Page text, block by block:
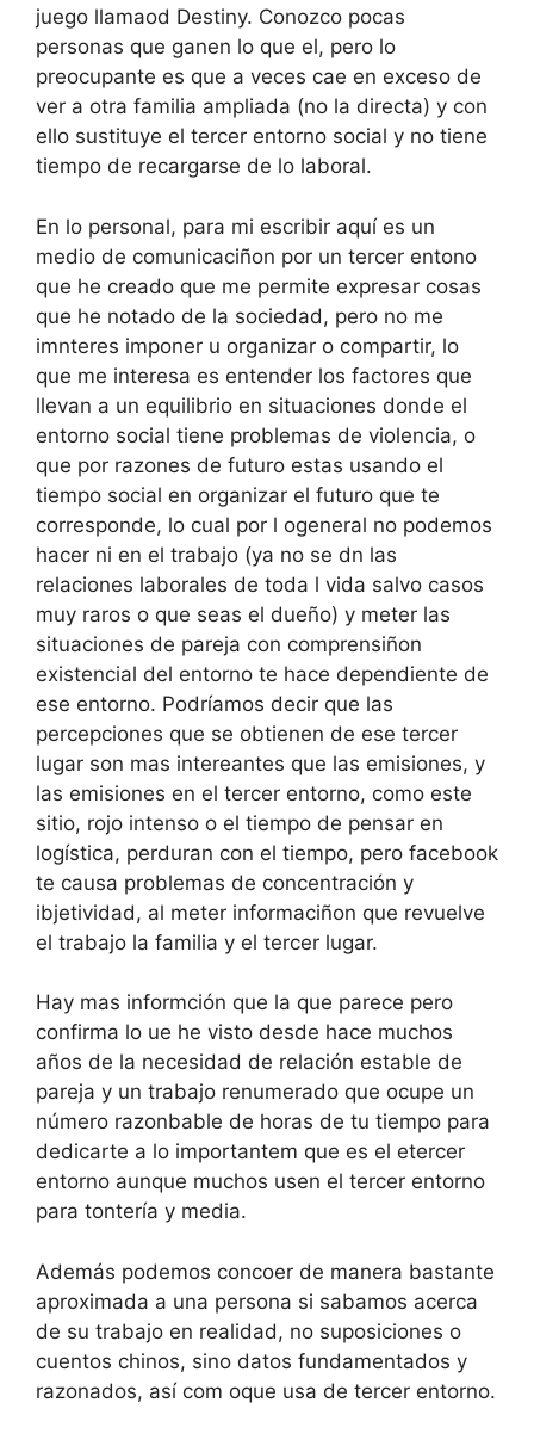
juego llamaod Destiny. Conozco pocas
personas que ganen lo que el, pero lo
preocupante es que a veces cae en exceso de
ver a otra familia ampliada (no la directa) y con
ello sustituye el tercer entorno social y no tiene
tiempo de recargarse de lo laboral.
En lo personal, para mi escribir aquí es un
medio de comunicaciñon por un tercer entono
que he creado que me permite expresar cosas
que he notado de la sociedad, pero no me
imnteres imponer u organizar o compartir, lo
que me interesa es entender los factores que
llevan a un equilibrio en situaciones donde el
entorno social tiene problemas de violencia, o
que por razones de futuro estas usando el
tiempo social en organizar el futuro que te
corresponde, lo cual por l ogeneral no podemos
hacer ni en el trabajo (ya no se dn las
relaciones laborales de toda l vida salvo casos
muy raros o que seas el dueño) y meter las
situaciones de pareja con comprensiñon
existencial del entorno te hace dependiente de
ese entorno. Podríamos decir que las
percepciones que se obtienen de ese tercer
lugar son mas intereantes que las emisiones, y
las emisiones en el tercer entorno, como este
sitio, rojo intenso o el tiempo de pensar en
logística, perduran con el tiempo, pero facebook
te causa problemas de concentración y
ibjetividad, al meter informaciñon que revuelve
el trabajo la familia y el tercer lugar.
Hay mas informción que la que parece pero
confirma lo ue he visto desde hace muchos
años de la necesidad de relación estable de
pareja y un trabajo renumerado que ocupe un
número razonbable de horas de tu tiempo para
dedicarte a lo importantem que es el etercer
entorno aunque muchos usen el tercer entorno
para tontería y media.
Además podemos concoer de manera bastante
aproximada a una persona si sabamos acerca
de su trabajo en realidad, no suposiciones o
cuentos chinos, sino datos fundamentados y
razonados, así com oque usa de tercer entorno.